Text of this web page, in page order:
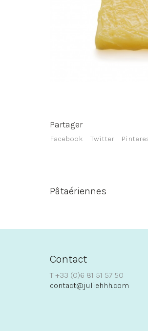
Partager
Facebook Twitter
Pâtaériennes
Contact
T +33 (0)6 81 51 57 50
contact@juliehhh.com